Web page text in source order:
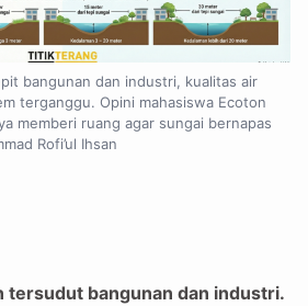
bangunan dan industri, kualitas air
terganggu. Opini mahasiswa Ecoton
memberi ruang agar sungai bernapas
Rofi’ul Ihsan
tersudut bangunan dan industri.